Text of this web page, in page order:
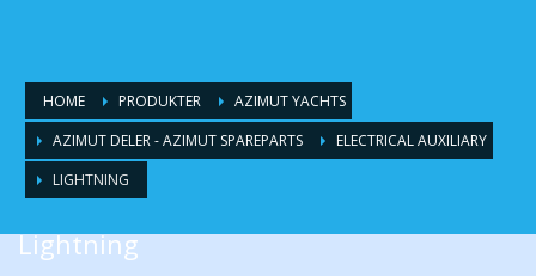
HOME PRODUKTER
AZIMUT YACHTS
AZIMUT DELER - AZIMUT SPAREPARTS
ELECTRICAL AUXILIARY
LIGHTNING
Lightning